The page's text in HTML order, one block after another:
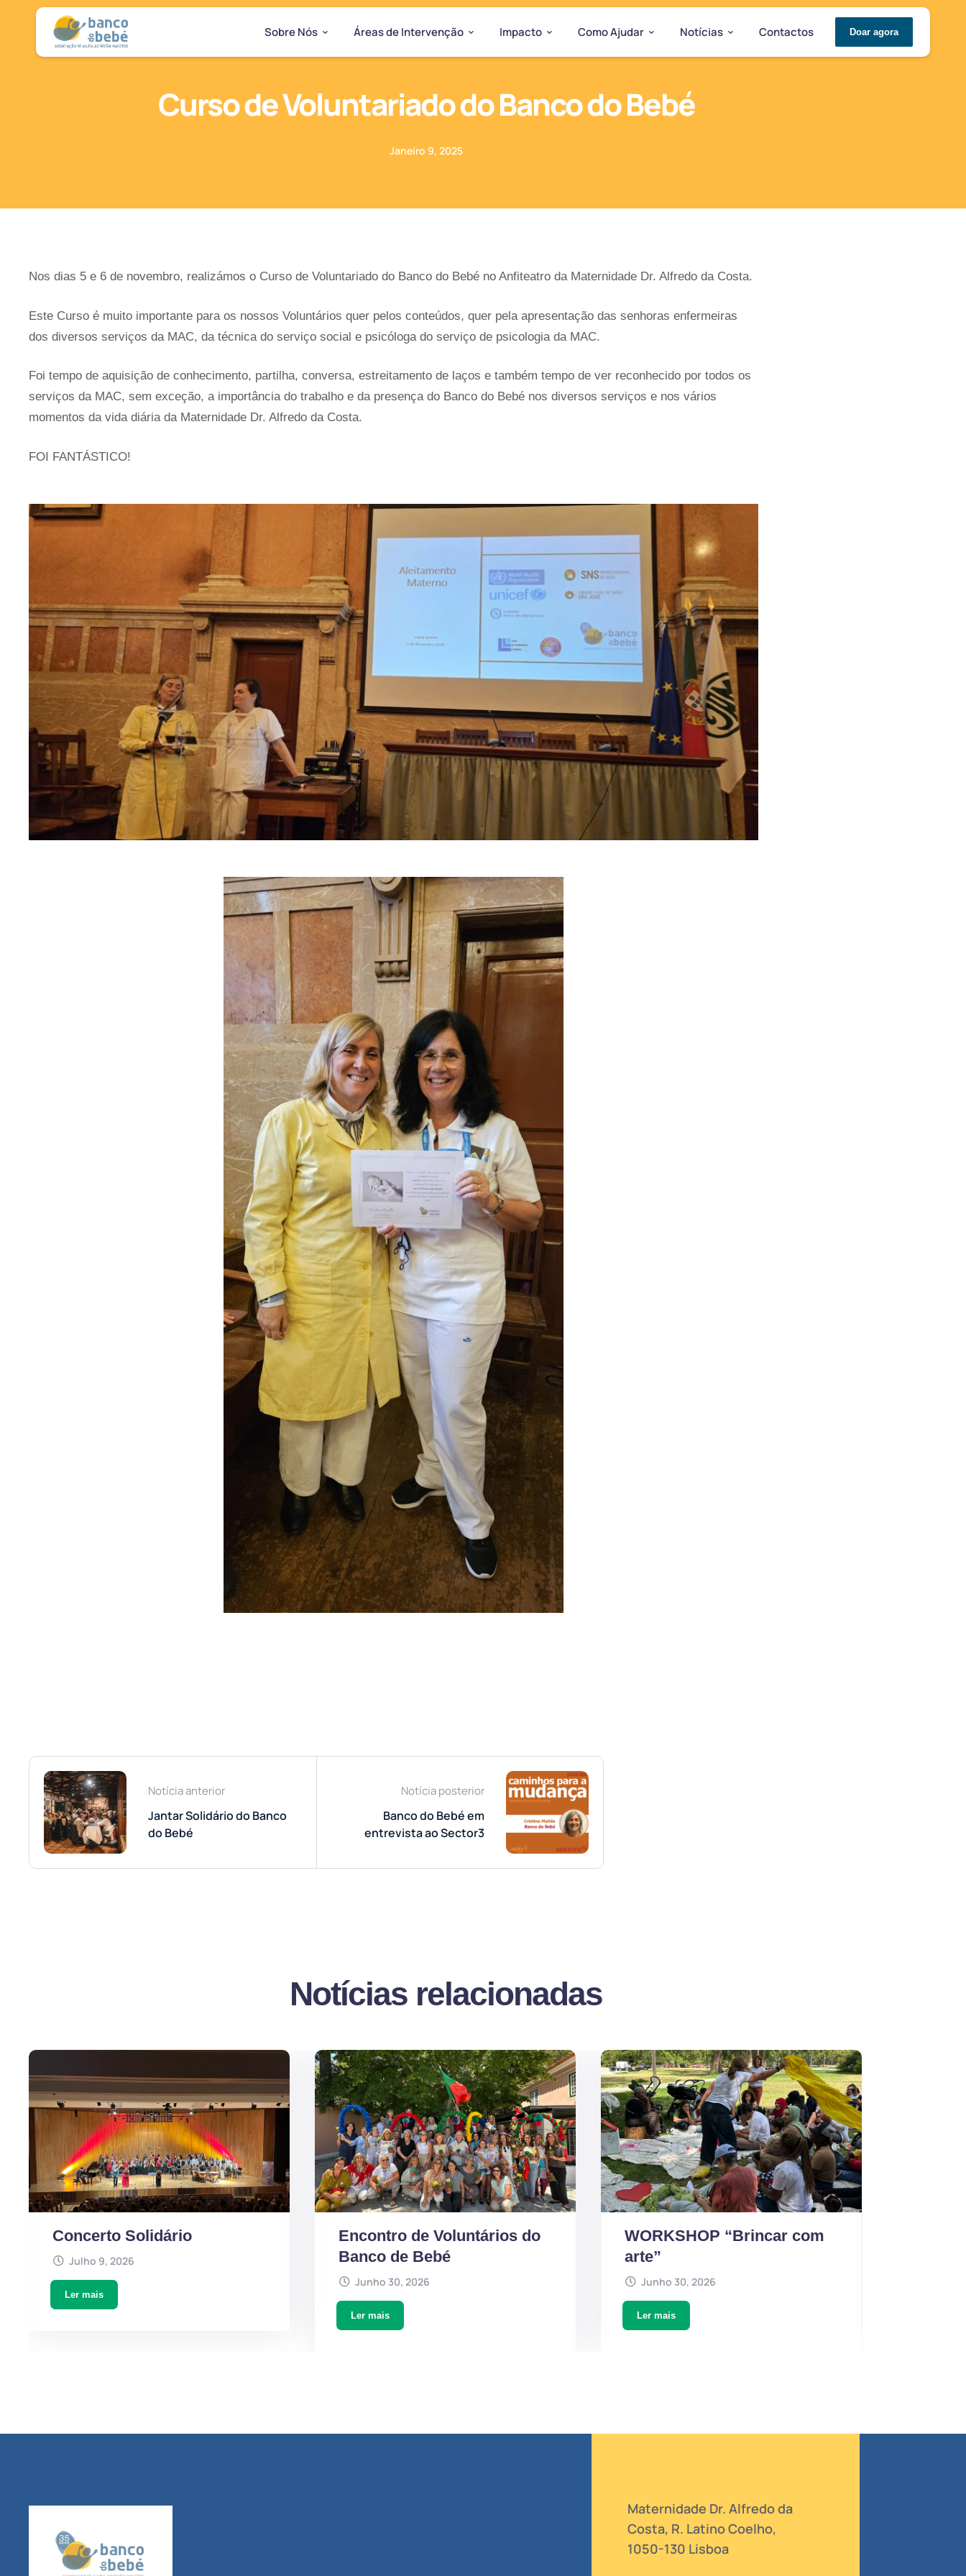
Sobre Nós Áreas de Intervenção Impacto Como Ajudar Notícias Contactos Doar agora
Curso de Voluntariado do Banco do Bebé
Janeiro 9, 2025
Nos dias 5 e 6 de novembro, realizámos o Curso de Voluntariado do Banco do Bebé no Anfiteatro da Maternidade Dr. Alfredo da Costa.
Este Curso é muito importante para os nossos Voluntários quer pelos conteúdos, quer pela apresentação das senhoras enfermeiras
dos diversos serviços da MAC, da técnica do serviço social e psicóloga do serviço de psicologia da MAC.
Foi tempo de aquisição de conhecimento, partilha, conversa, estreitamento de laços e também tempo de ver reconhecido por todos os
serviços da MAC, sem exceção, a importância do trabalho e da presença do Banco do Bebé nos diversos serviços e nos vários
momentos da vida diária da Maternidade Dr. Alfredo da Costa.
FOI FANTÁSTICO!
Notícia anterior
Jantar Solidário do Banco
do Bebé
Notícia posterior
Banco do Bebé em
entrevista ao Sector3
Notícias relacionadas
Concerto Solidário
Julho 9, 2026
Ler mais
Encontro de Voluntários do
Banco de Bebé
Junho 30, 2026
Ler mais
WORKSHOP “Brincar com
arte”
Junho 30, 2026
Ler mais
Maternidade Dr. Alfredo da
Costa, R. Latino Coelho,
1050-130 Lisboa